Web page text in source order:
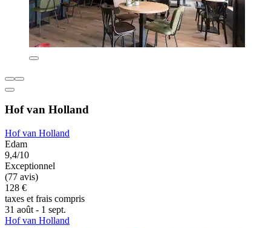
Hof van Holland
Hof van Holland
Edam
9,4/10
Exceptionnel
(77 avis)
128 €
taxes et frais compris
31 août - 1 sept.
Hof van Holland